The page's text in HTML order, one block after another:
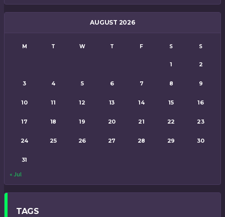
AUGUST 2026
M T W T F S S
1 2
3 4 5 6 7 8 9
10 11 12 13 14 15 16
17 18 19 20 21 22 23
24 25 26 27 28 29 30
31
« Jul
TAGS